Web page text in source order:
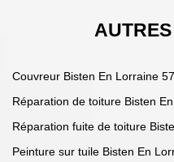
Couvreur Bisten En Lorraine
Réparation de toiture Bisten
Réparation fuite de toiture
Peinture sur tuile Bisten En